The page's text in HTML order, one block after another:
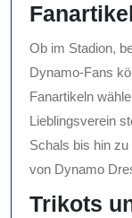
Ob im Stadion,
Dynamo-Fans
Fanartikeln
Lieblingsverein
Schals bis hin
von Dynamo
Trikots